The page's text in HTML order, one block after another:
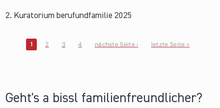
2. Kuratorium berufundfamilie 2025
1 2 3 4 nächste Seite › letzte Seite »
Geht's a bissl familienfreundlicher?